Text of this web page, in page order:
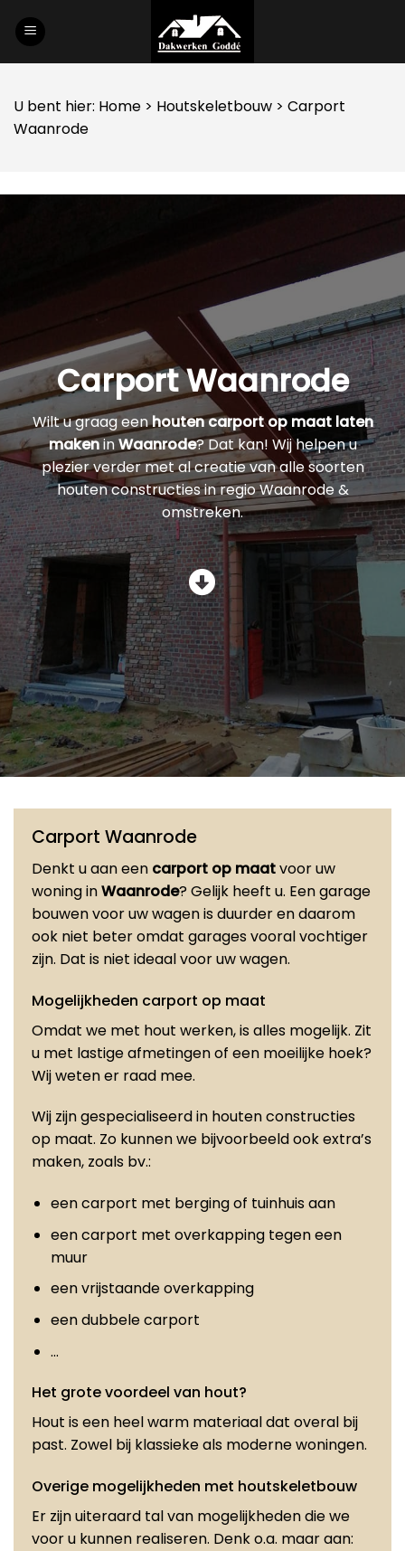
U bent hier: Home > Houtskeletbouw > Carport
Waanrode
Carport Waanrode
Wilt u graag eenhouten carport op maat laten
makeninWaanrode? Dat kan! Wij helpen u
plezier verder met al creatie van alle soorten
houten constructies in regio Waanrode &
omstreken.
Carport Waanrode
Denkt u aan een carport op maatvoor uw
woning inWaanrode? Gelijk heeft u. Een garage
bouwen voor uw wagen is duurder en daarom
ook niet beter omdat garages vooral vochtiger
zijn. Dat is niet ideaal voor uw wagen.
Mogelijkheden carport op maat
Omdat we met hout werken, is alles mogelijk. Zit
u met lastige afmetingen of een moeilijke hoek?
Wij weten er raad mee.
Wij zijn gespecialiseerd in houten constructies
op maat. Zo kunnen we bijvoorbeeld ook extra’s
maken, zoals bv.:
een carport met berging of tuinhuis aan
een carport met overkapping tegen een
muur
een vrijstaande overkapping
een dubbele carport
…
Het grote voordeel van hout?
Hout is een heel warm materiaal dat overal bij
past. Zowel bij klassieke als moderne woningen.
Overige mogelijkheden met houtskeletbouw
Er zijn uiteraard tal van mogelijkheden die we
voor u kunnen realiseren. Denk o.a. maar aan: